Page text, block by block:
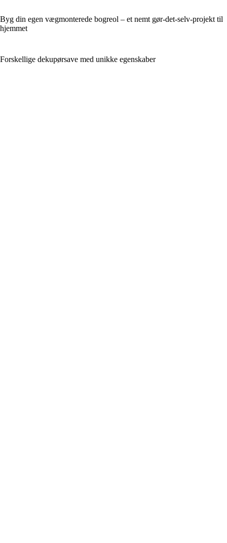
Byg din egen vægmonterede bogreol – et nemt gør-det-selv-projekt til
hjemmet
Forskellige dekupørsave med unikke egenskaber